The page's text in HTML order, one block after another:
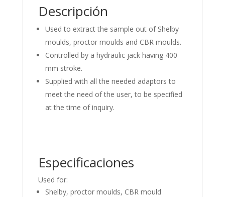
Descripción
Used to extract the sample out of Shelby
moulds, proctor moulds and CBR moulds.
Controlled by a hydraulic jack having 400
mm stroke.
Supplied with all the needed adaptors to
meet the need of the user, to be specified
at the time of inquiry.
Especificaciones
Used for:
Shelby, proctor moulds, CBR mould